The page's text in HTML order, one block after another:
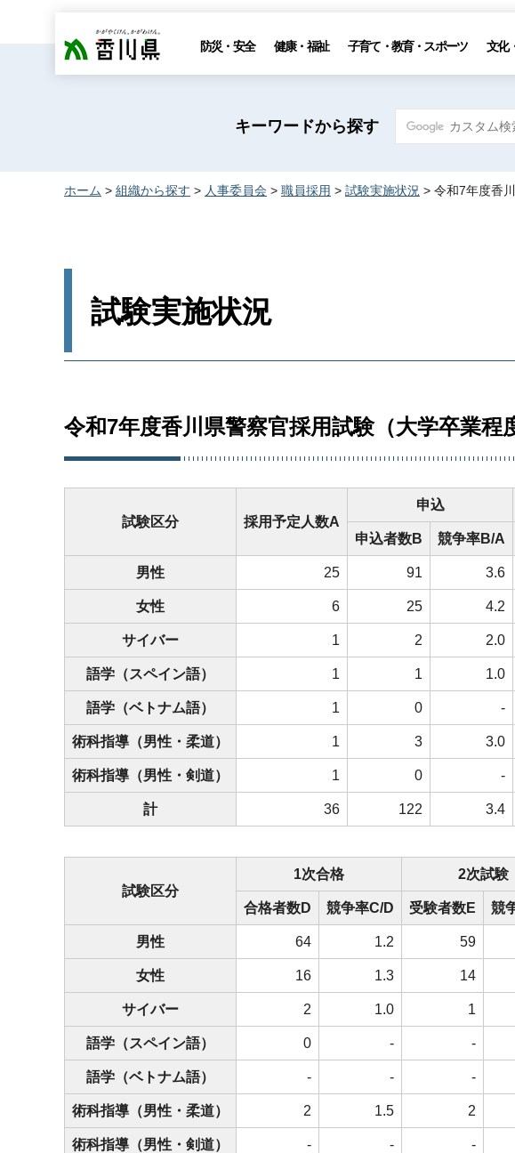
香川県 防災・安全 健康・福祉 子育て・教育・スポーツ 文化
キーワードから探す
ホーム > 組織から探す > 人事委員会 > 職員採用 > 試験実施状況 > 令和7年度香
試験実施状況
令和7年度香川県警察官採用試験（大学卒業程
試験区分 採用予定人数A
申込
申込者数B 競争率B/A
男性 25 91 3.6
女性 6 25 4.2
サイバー 1 2 2.0
語学（スペイン語） 1 1 1.0
語学（ベトナム語） 1 0 -
術科指導（男性・柔道） 1 3 3.0
術科指導（男性・剣道） 1 0 -
計 36 122 3.4
試験区分
1次合格 2次試験
合格者数D 競争率C/D 受験者数E 競
男性 64 1.2 59
女性 16 1.3 14
サイバー 2 1.0 1
語学（スペイン語） 0 - -
語学（ベトナム語） - - -
術科指導（男性・柔道） 2 1.5 2
術科指導（男性・剣道） - - -